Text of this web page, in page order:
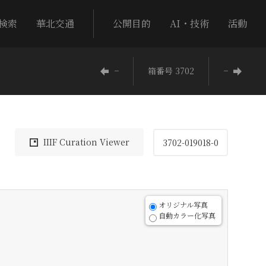
索 華北交通 公開目的 AI・技術 活動
− 箱番号 3702 −
IIIF Curation Viewer 3702-019018-0
オリジナル写真
自動カラー化写真